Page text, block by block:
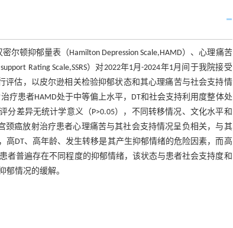
顿抑郁量表（Hamilton Depression Scale,HAMD）、心理痛苦
Rating Scale,SSRS）对2022年1月-2024年1月间于我院接受
评估，以皮尔逊相关检验抑郁状态和其心理痛苦与社会支持情
疗患者HAMD处于中等偏上水平，DT和社会支持利用度整体处
差异无统计学意义（P>0.05），不同转移情况、文化水平和
颈癌放射治疗患者心理痛苦与其社会支持情况呈负相关，与其
DT、高年龄、发生转移是其产生抑郁情绪的危险因素，而高
者普遍存在不同程度的抑郁情绪，该状态与患者社会支持度和
郁情况的缓解。